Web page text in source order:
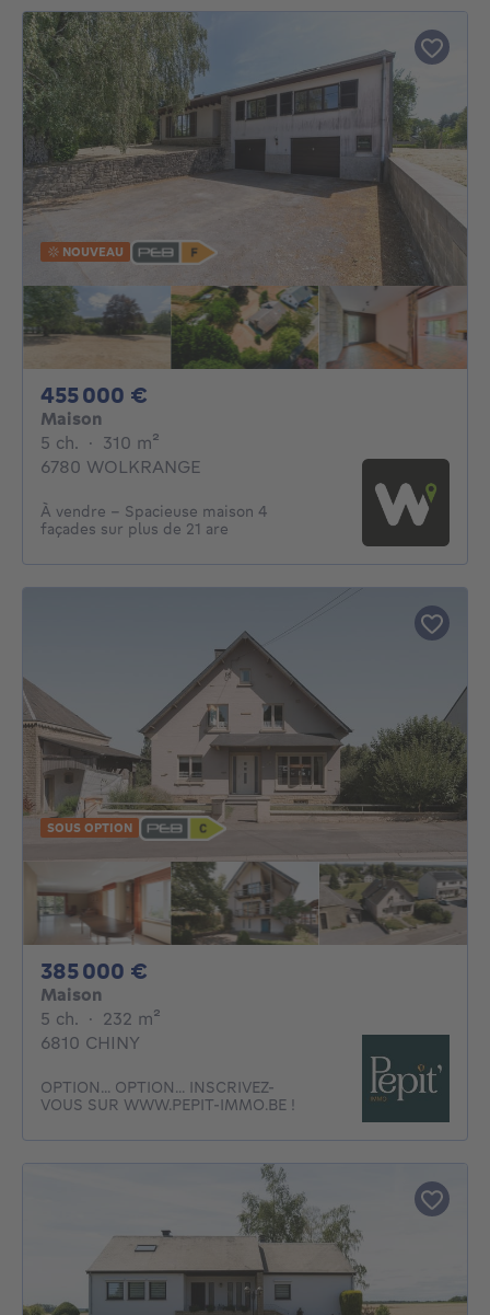
NOUVEAU
455 000 €
Maison
5 ch. 5 chambres
· 310 m²
6780 WOLKRANGE
À vendre – Spacieuse maison 4
façades sur plus de 21 are
SOUS OPTION
385 000 €
Maison
5 ch. 5 chambres
· 232 m²
6810 CHINY
OPTION... OPTION... INSCRIVEZ-
VOUS SUR WWW.PEPIT-IMMO.BE !